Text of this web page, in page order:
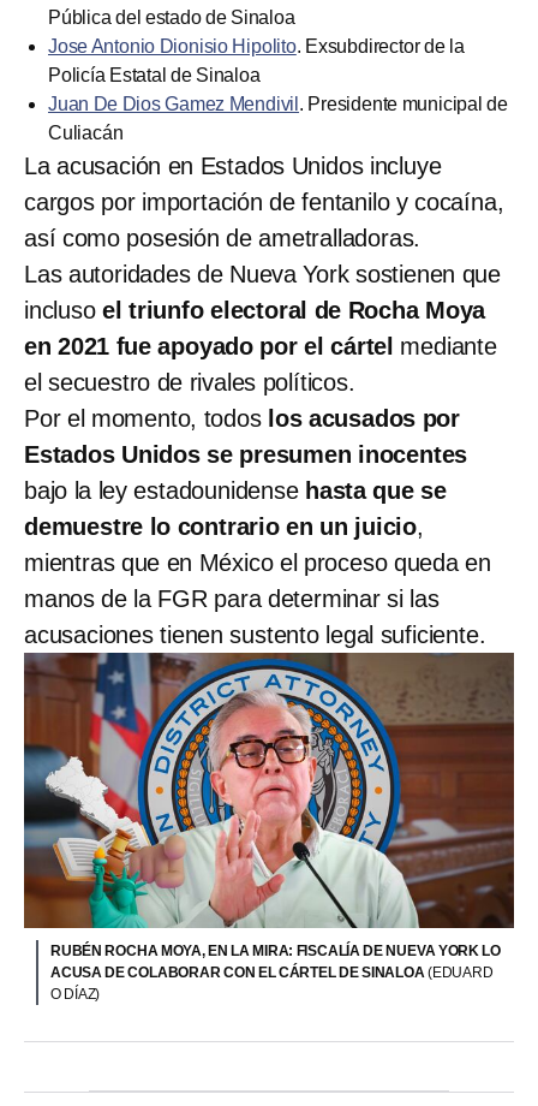
Pública del estado de Sinaloa
Jose Antonio Dionisio Hipolito. Exsubdirector de la
Policía Estatal de Sinaloa
Juan De Dios Gamez Mendivil . Presidente municipal de
Culiacán
La acusación en Estados Unidos incluye
cargos por importación de fentanilo y cocaína,
así como posesión de ametralladoras.
Las autoridades de Nueva York sostienen que
incluso el triunfo electoral de Rocha Moya
en 2021 fue apoyado por el cártel mediante
el secuestro de rivales políticos.
Por el momento, todos los acusados por
Estados Unidos se presumen inocentes
bajo la ley estadounidense hasta que se
demuestre lo contrario en un juicio,
mientras que en México el proceso queda en
manos de la FGR para determinar si las
acusaciones tienen sustento legal suficiente.
RUBÉN ROCHA MOYA, EN LA MIRA: FISCALÍA DE NUEVA YORK LO
ACUSA DE COLABORAR CON EL CÁRTEL DE SINALOA(EDUARD
O DÍAZ)